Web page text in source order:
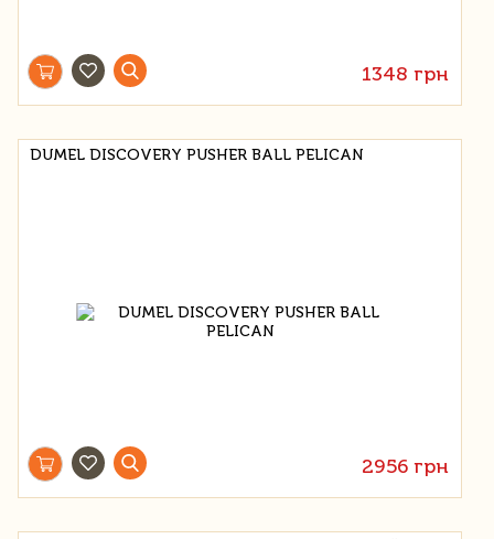
1348 грн
DUMEL DISCOVERY PUSHER BALL PELICAN
2956 грн